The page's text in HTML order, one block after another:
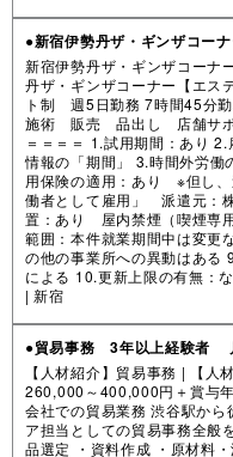
●新宿伊勢丹ザ・ギンザコー
新宿伊勢丹ザ・ギンザコー
丹ザ・ギンザコーナー【エ
ト制 週5日勤務 7時間45分
施術 販売 品出し 店舗サポ
＝＝＝＝ 1.試用期間：あり
情報の「期間」 3.時間外労働
用保険の適用：あり ※但し
働者として雇用」 派遣元：
置：あり 屋内禁煙（喫煙専
範囲：本件就業期間中は変更
の他の事業所への異動はある
による 10.更新上限の有無：
|新宿
●貿易事務 3年以上経験者
【人材紹介】貿易事務 | 【
260,000～400,000円＋賞与
会社での貿易業務 渋谷駅か
ア担当としての貿易事務全般
品選定 ・資料作成 ・原材料